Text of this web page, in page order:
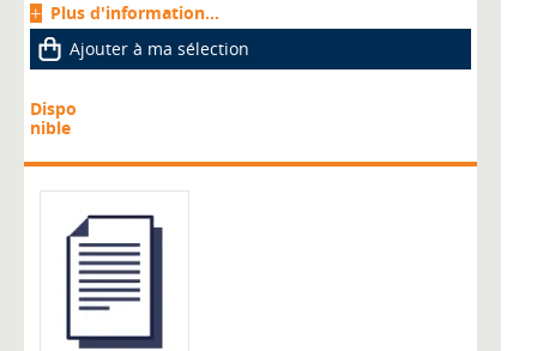
Plus d'information...
Ajouter à ma sélection
Dispo
nible